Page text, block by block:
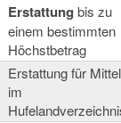
Erstattung bis zu
einem bestimmten
Höchstbetrag
Erstattung für Mittel
im